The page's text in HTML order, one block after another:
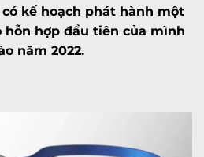
kế hoạch phát hành một
hợp đầu tiên của mình
năm 2022.